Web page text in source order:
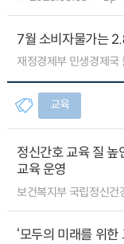
7월 소비자물가는
재정경제부 민생경제국
교육
정신간호 교육 질 높
교육 운영
보건복지부 국립정신건
‘모두의 미래를 위한